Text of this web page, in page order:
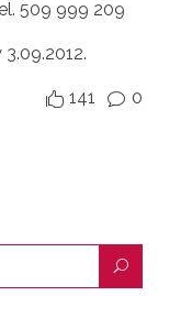
509 999 209
 141 v 0
U